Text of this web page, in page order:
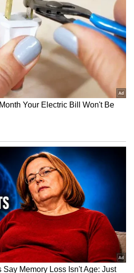
ಸೂಕ್ತ ಏಕೆ?
ನಿಲ್ದಾಣವು ನಗರದ
ಇಲ್ಲಿಂದ ನಮ್ಮ ಮೆಟ್ರೋ ಹಾಗೂ
ಮೆಜೆಸ್ಟಿಕ್‌ನಿಂದ
ಹೋಗಲು ಸುಲಭ ಮತ್ತು
'ದೂರದ ಊರುಗಳಿಗೆ ಹೋಗುವ
ಹೊರಟರೆ ನಮಗೆ ಸಮಯ ಮತ್ತು
SMVT ನಿಲ್ದಾಣವು
ಸಾಕಷ್ಟು ಸುಧಾರಿಸಬೇಕಿದೆ'